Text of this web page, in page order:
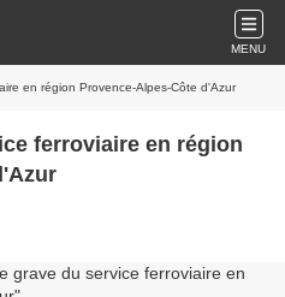
MENU
en région Provence-Alpes-Côte d'Azur
ferroviaire en région